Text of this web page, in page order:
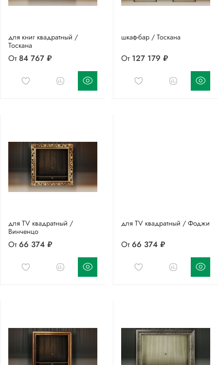
для книг квадратный /
Тоскана
От 84 767 ₽
шкаф-бар / Тоскана
От 127 179 ₽
для TV квадратный /
Винченцо
От 66 374 ₽
для TV квадратный / Фоджи
От 66 374 ₽